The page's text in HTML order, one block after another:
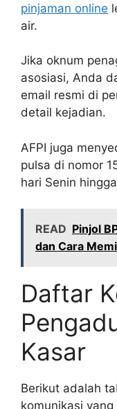
pinjaman online
air.
Jika oknum
asosiasi, Anda
email resmi di
detail kejadian.
AFPI juga
pulsa di nomor
hari Senin
READ Pinjol
dan Cara
Daftar
Kasar
Berikut adalah
komunikasi